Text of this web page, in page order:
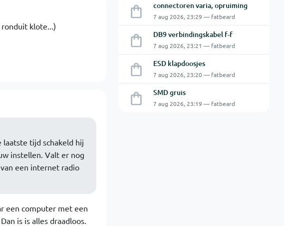
connectoren varia, opruiming
7 aug 2026, 23:29 — fatbeard
DB9 verbindingskabel f-f
7 aug 2026, 23:21 — fatbeard
ESD klapdoosjes
7 aug 2026, 23:20 — fatbeard
SMD gruis
7 aug 2026, 23:19 — fatbeard
ronduit klote...)
tijd schakeld hij
instellen. Valt er nog
een internet radio
een computer met een
is is alles draadloos.